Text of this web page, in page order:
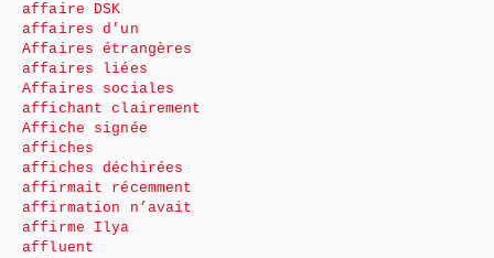
affaire DSK
affaires d’un
Affaires étrangères
affaires liées
Affaires sociales
affichant clairement
Affiche signée
affiches
affiches déchirées
affirmait récemment
affirmation n’avait
affirme Ilya
affluent